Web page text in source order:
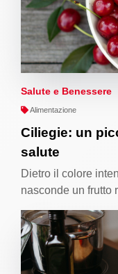
Salute e Benessere
Alimentazione
Ciliegie: un
salute
Dietro il colore
nasconde un